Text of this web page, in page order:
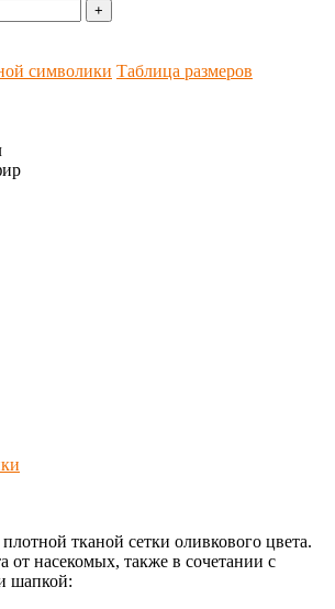
+
символики Таблица размеров
тканой сетки оливкового цвета.
от насекомых, также в сочетании с
шапкой: